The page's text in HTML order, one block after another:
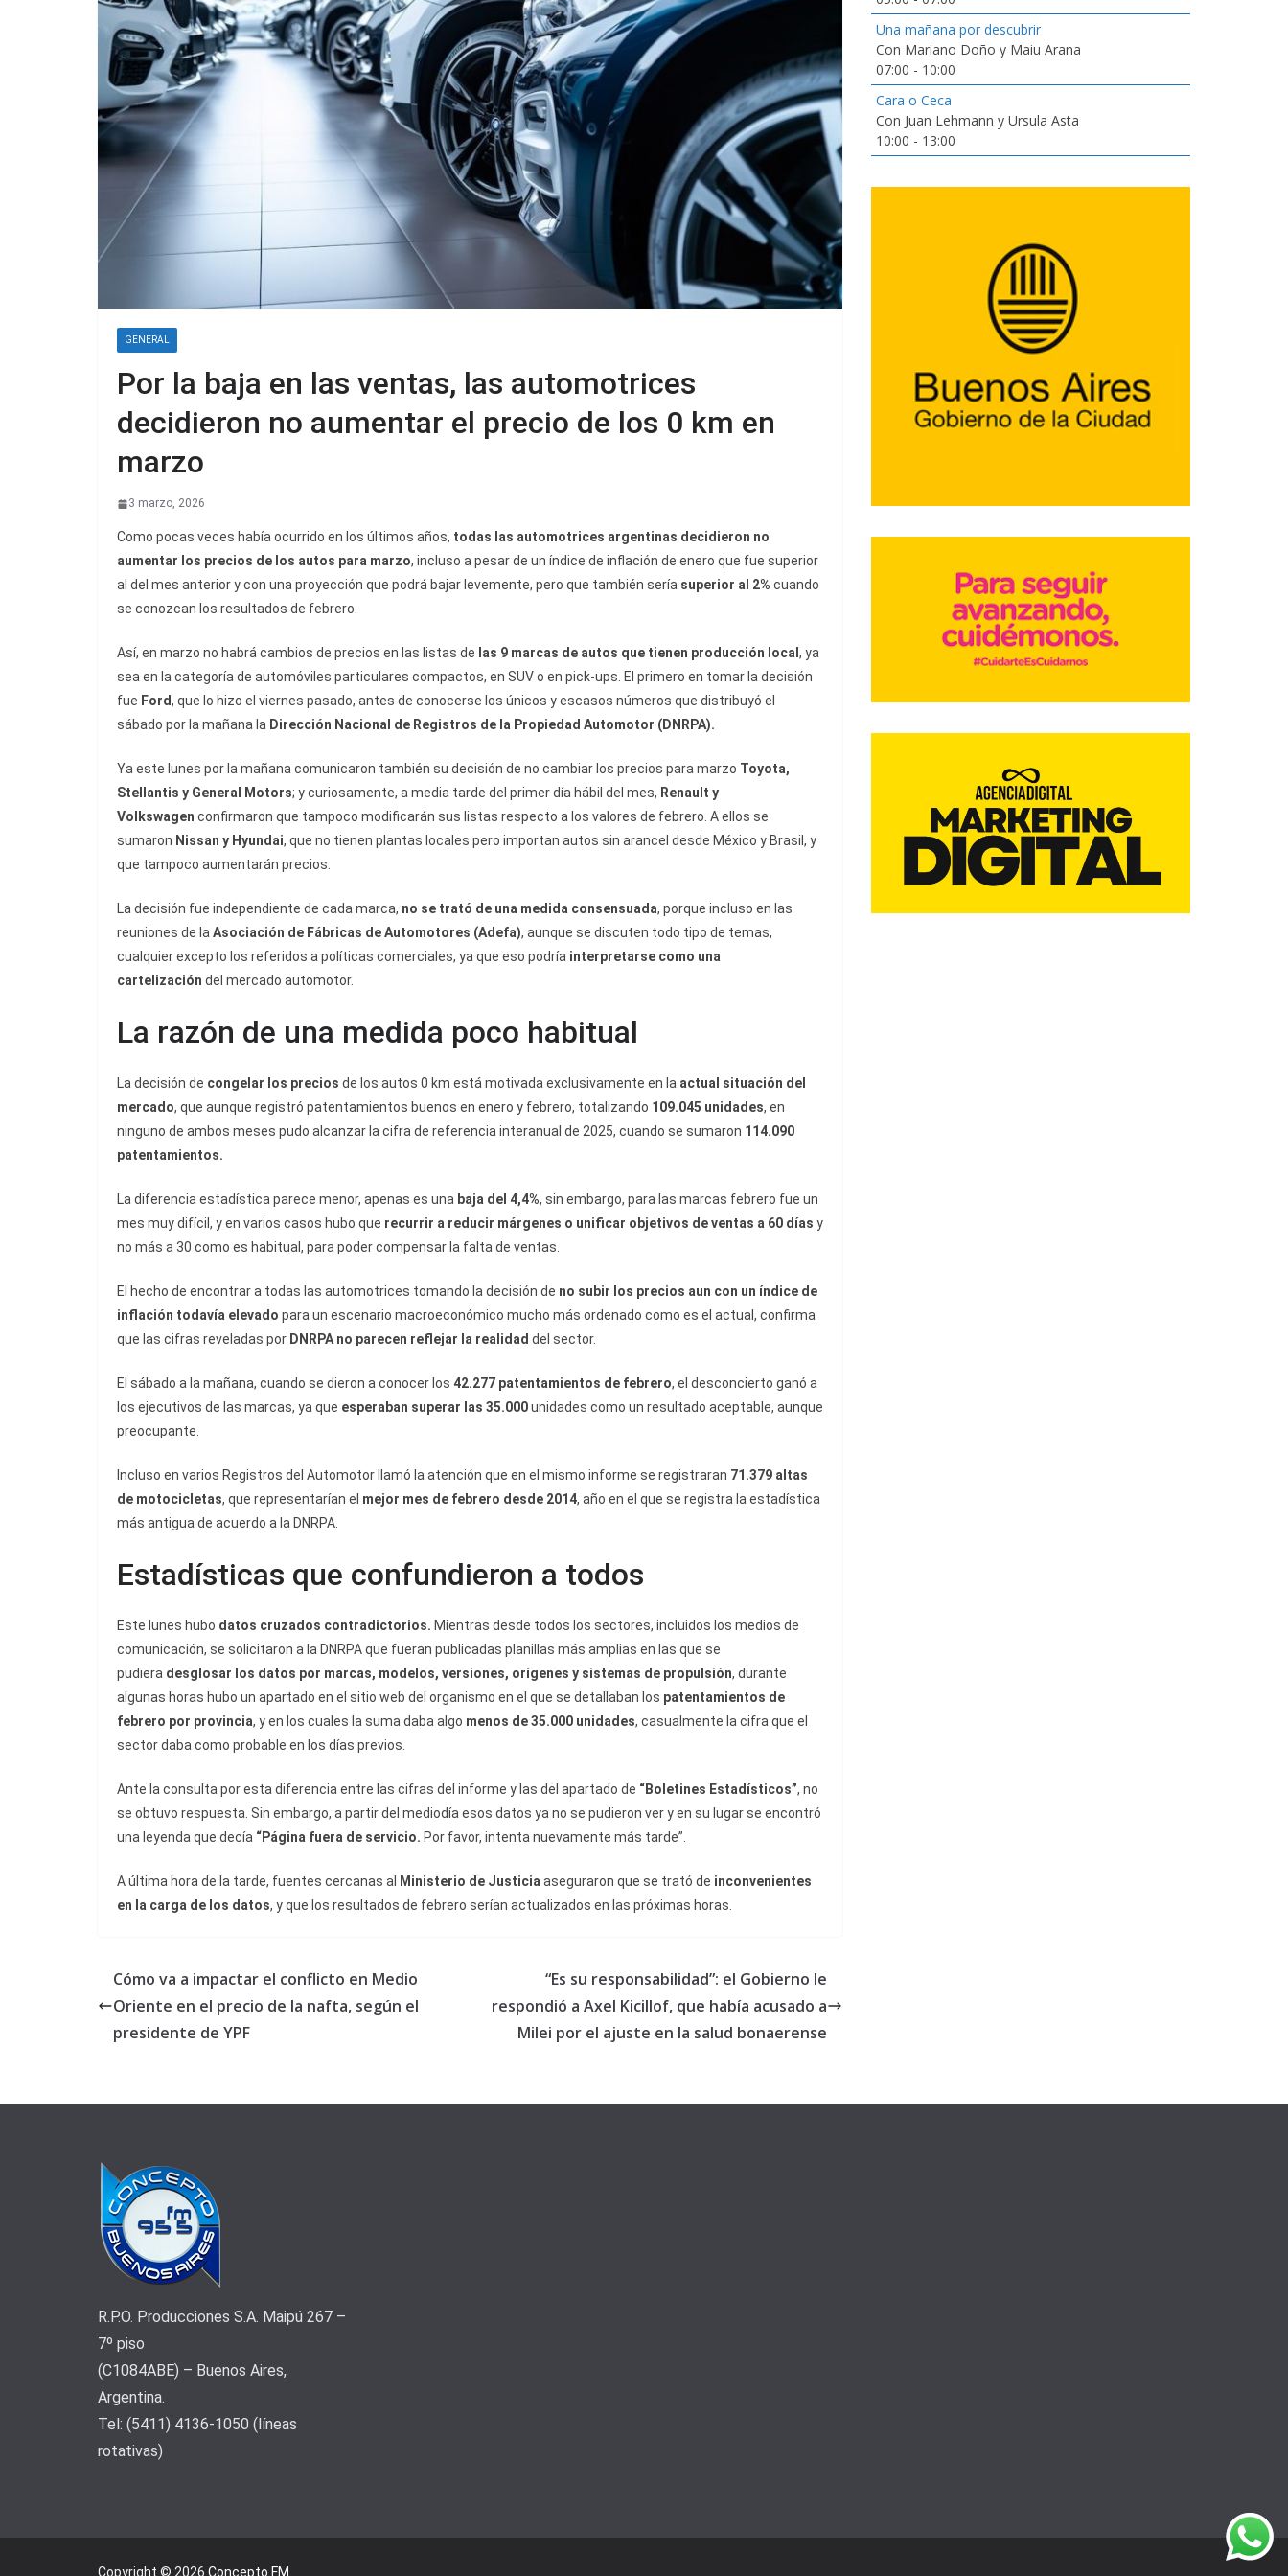
GENERAL
Por la baja en las ventas, las automotrices
decidieron no aumentar el precio de los 0 km en
marzo
3 marzo, 2026
Como pocas veces había ocurrido en los últimos años, todas las automotrices argentinas decidieron no
aumentar los precios de los autos para marzo, incluso a pesar de un índice de inflación de enero que fue superior
al del mes anterior y con una proyección que podrá bajar levemente, pero que también sería superior al 2% cuando
se conozcan los resultados de febrero.
Así, en marzo no habrá cambios de precios en las listas de las 9 marcas de autos que tienen producción local , ya
sea en la categoría de automóviles particulares compactos, en SUV o en pick-ups. El primero en tomar la decisión
fue Ford, que lo hizo el viernes pasado, antes de conocerse los únicos y escasos números que distribuyó el
sábado por la mañana la Dirección Nacional de Registros de la Propiedad Automotor (DNRPA).
Ya este lunes por la mañana comunicaron también su decisión de no cambiar los precios para marzo Toyota,
Stellantis y General Motors; y curiosamente, a media tarde del primer día hábil del mes, Renault y
Volkswagen confirmaron que tampoco modificarán sus listas respecto a los valores de febrero. A ellos se
sumaron Nissan y Hyundai, que no tienen plantas locales pero importan autos sin arancel desde México y Brasil, y
que tampoco aumentarán precios.
La decisión fue independiente de cada marca, no se trató de una medida consensuada, porque incluso en las
reuniones de laAsociación de Fábricas de Automotores (Adefa), aunque se discuten todo tipo de temas,
cualquier excepto los referidos a políticas comerciales, ya que eso podría interpretarse como una
cartelización del mercado automotor.
La razón de una medida poco habitual
La decisión de congelar los precios de los autos 0 km está motivada exclusivamente en la actual situación del
mercado, que aunque registró patentamientos buenos en enero y febrero, totalizando 109.045 unidades, en
ninguno de ambos meses pudo alcanzar la cifra de referencia interanual de 2025, cuando se sumaron 114.090
patentamientos.
La diferencia estadística parece menor, apenas es una baja del 4,4%, sin embargo, para las marcas febrero fue un
mes muy difícil, y en varios casos hubo que recurrir a reducir márgenes o unificar objetivos de ventas a 60 días y
no más a 30 como es habitual, para poder compensar la falta de ventas.
El hecho de encontrar a todas las automotrices tomando la decisión de no subir los precios aun con un índice de
inflación todavía elevado para un escenario macroeconómico mucho más ordenado como es el actual, confirma
que las cifras reveladas por DNRPA no parecen reflejar la realidad del sector.
El sábado a la mañana, cuando se dieron a conocer los 42.277 patentamientos de febrero, el desconcierto ganó a
los ejecutivos de las marcas, ya que esperaban superar las 35.000unidades como un resultado aceptable, aunque
preocupante.
Incluso en varios Registros del Automotor llamó la atención que en el mismo informe se registraran 71.379 altas
de motocicletas, que representarían el mejor mes de febrero desde 2014, año en el que se registra la estadística
más antigua de acuerdo a la DNRPA.
Estadísticas que confundieron a todos
Este lunes hubo datos cruzados contradictorios. Mientras desde todos los sectores, incluidos los medios de
comunicación, se solicitaron a la DNRPA que fueran publicadas planillas más amplias en las que se
pudiera desglosar los datos por marcas, modelos, versiones, orígenes y sistemas de propulsión, durante
algunas horas hubo un apartado en el sitio web del organismo en el que se detallaban los patentamientos de
febrero por provincia, y en los cuales la suma daba algo menos de 35.000 unidades, casualmente la cifra que el
sector daba como probable en los días previos.
Ante la consulta por esta diferencia entre las cifras del informe y las del apartado de “Boletines Estadísticos”, no
se obtuvo respuesta. Sin embargo, a partir del mediodía esos datos ya no se pudieron ver y en su lugar se encontró
una leyenda que decía “Página fuera de servicio. Por favor, intenta nuevamente más tarde”.
A última hora de la tarde, fuentes cercanas al Ministerio de Justiciaaseguraron que se trató de inconvenientes
en la carga de los datos, y que los resultados de febrero serían actualizados en las próximas horas.
Cómo va a impactar el conflicto en Medio
Oriente en el precio de la nafta, según el
presidente de YPF
“Es su responsabilidad”: el Gobierno le
respondió a Axel Kicillof, que había acusado a
Milei por el ajuste en la salud bonaerense
Una mañana por descubrir
Con Mariano Doño y Maiu Arana
07:00 - 10:00
Cara o Ceca
Con Juan Lehmann y Ursula Asta
10:00 - 13:00
R.P.O. Producciones S.A. Maipú 267 –
7º piso
(C1084ABE) – Buenos Aires,
Argentina.
Tel: (5411) 4136-1050 (líneas
rotativas)
Copyright © 2026 Concepto FM